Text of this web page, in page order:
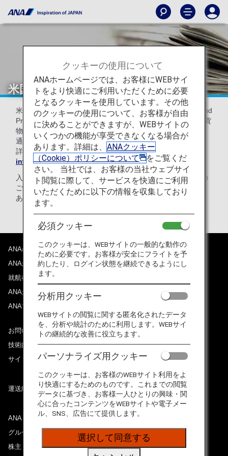
米国へ犬を連れて渡航されるお客様へ
米国疾病予防管理センター（Centers for Disease Control and
Prevention、以下CDC）より、2024年8月1日以降に旅客、貨
物便で米国に到着する全ての犬の入国条件が改定される旨、
通達が発行されています。
詳細につきましては、CDCのウェブサイトBringing a Dog
into the U.S.（英語のみ）
よりご確認ください。
入国条件を満たさず到着した犬は入国を拒否され、お客様の
ご負担にて出発地等にお戻しいただくことになりますので、
あらかじめご了承ください。
ANAについて
ANAからのお知らせ
就航都市
ANAがお約束する体験
ANAマイレージクラブ
お問い合わせ
技術的なお問い合わせ（推奨環境）
サイトマップ
運送約款
ANAグループについて
グループ企業一覧
株主・投資家情報
クッキーの使用について
ANAホームページでは、お客様にWEBサイ
トをより快適にご利用いただくために必要
となるクッキーを使用しています。その他
のクッキーの使用について、お客様が自由
に決めることができますが、WEBサイトの
いくつかの機能が享受できなくなる場合が
あります。詳細は、 ANAクッキー
（Cookie）ポリシーについて
をご覧くだ
さい。 当社では、お客様の当社ウェブサイ
ト閲覧に際して、サービスを快適にご利用
いただくために以下の情報を収集しており
ます。
必須クッキー
このクッキーは、WEBサイトの一般的な動作の
ために必要です。お客様が安全にフライトを予
約したり、ログイン状態を継続できるようにし
ます。
分析用クッキー
WEBサイトの閲覧に関する匿名化されたデータ
を、分析や統計のために利用します。WEBサイ
トの継続的な改善に役立ちます。
パーソナライズ用クッキー
このクッキーは、お客様のWEBサイト利用をよ
り快適にするためのものです。これまでの閲覧
データに基づき、お客様一人ひとりの興味・関
心に合ったコンテンツをWEBサイトや電子メー
ル、SNS、広告にて提供します。
選択して同意する